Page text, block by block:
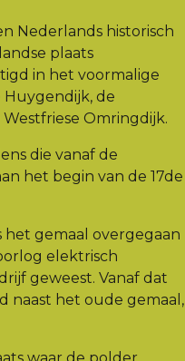
Nederlands historisch
plaats
in het voormalige
Huygendijk, de
Omringdijk.
die vanaf de
het begin van de 17de
het gemaal overgegaan
elektrisch
geweest. Vanaf dat
naast het oude gemaal,
waar de polder